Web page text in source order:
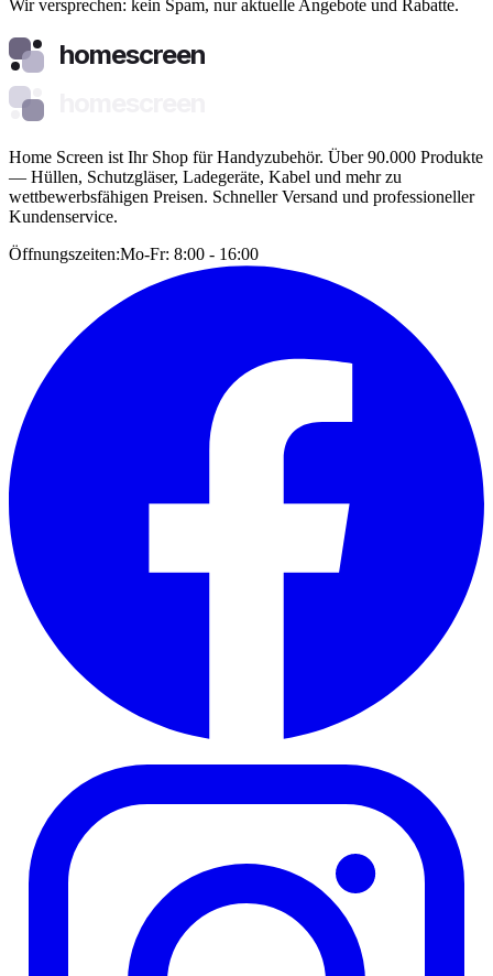
Wir versprechen: kein Spam, nur aktuelle Angebote und Rabatte.
homescreen
Home Screen ist Ihr Shop für Handyzubehör. Über 90.000 Produkte
— Hüllen, Schutzgläser, Ladegeräte, Kabel und mehr zu
wettbewerbsfähigen Preisen. Schneller Versand und professioneller
Kundenservice.
Öffnungszeiten:Mo-Fr: 8:00 - 16:00